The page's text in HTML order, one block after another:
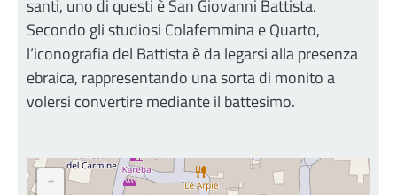
santi, uno di questi è San Giovanni Battista.
Secondo gli studiosi Colafemmina e Quarto,
l’iconografia del Battista è da legarsi alla presenza
ebraica, rappresentando una sorta di monito a
volersi convertire mediante il battesimo.
+